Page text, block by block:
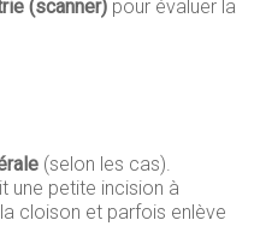
(scanner) pour évaluer la
(selon les cas).
une petite incision à
cloison et parfois enlève